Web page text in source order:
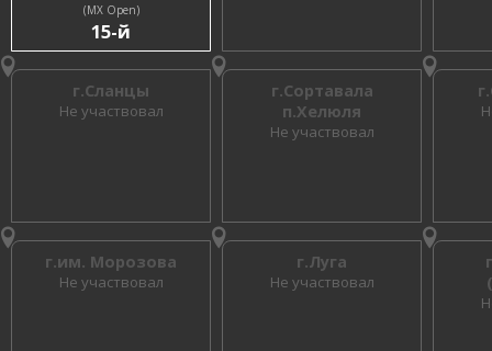
(MX Open)
15-й
г.Сланцы
Не участвовал
г.Сортавала
п.Хелюля
Не участвовал
г.им. Морозова
Не участвовал
г.Луга
Не участвовал